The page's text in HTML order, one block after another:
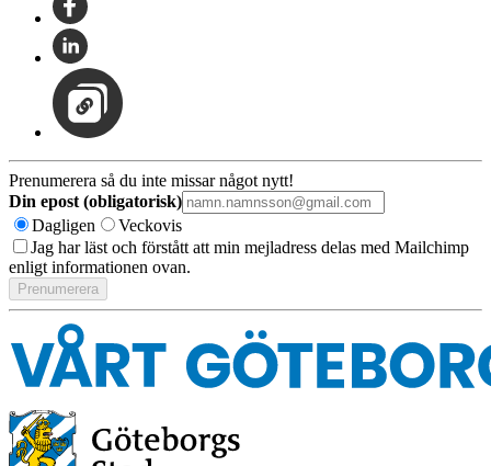
Prenumerera så du inte missar något nytt!
Din epost (obligatorisk)
Dagligen
Veckovis
Jag har läst och förstått att min mejladress delas med Mailchimp
enligt informationen ovan.